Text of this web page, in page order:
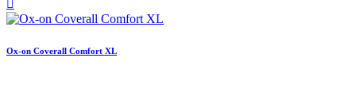

Ox-on Coverall Comfort XL